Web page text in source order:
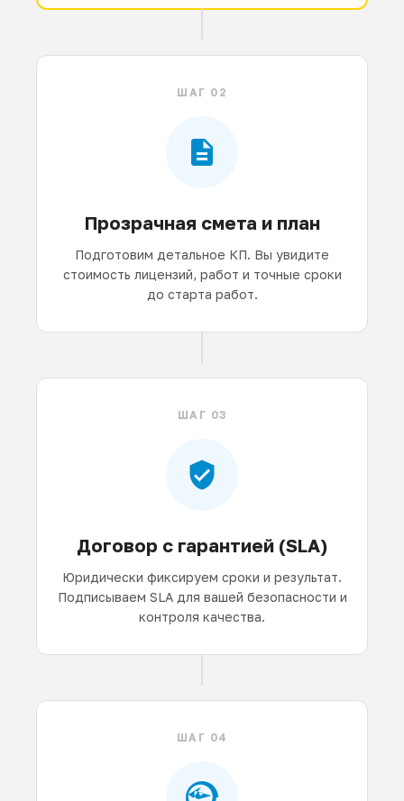
ШАГ 02
Прозрачная смета и план
Подготовим детальное КП. Вы увидите
стоимость лицензий, работ и точные сроки
до старта работ.
ШАГ 03
Договор с гарантией (SLA)
Юридически фиксируем сроки и результат.
Подписываем SLA для вашей безопасности и
контроля качества.
ШАГ 04